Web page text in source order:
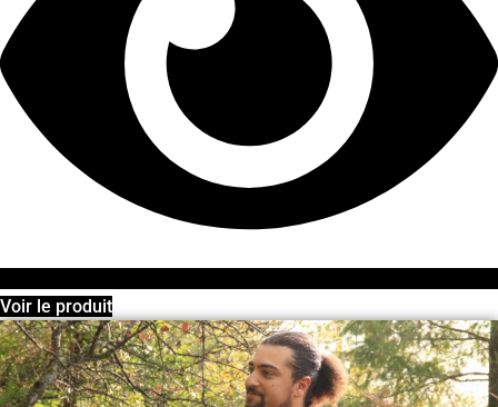
Voir le produit